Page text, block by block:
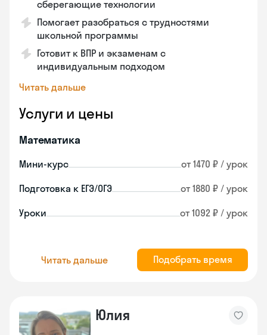
сберегающие технологии
Помогает разобраться с трудностями
школьной программы
Готовит к ВПР и экзаменам с
индивидуальным подходом
Читать дальше
Услуги и цены
Математика
Мини-курс от 1470 ₽ / урок
Подготовка к ЕГЭ/ОГЭ от 1880 ₽ / урок
Уроки от 1092 ₽ / урок
Читать дальше Подобрать время
Юлия